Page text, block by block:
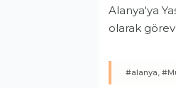
Alanya'ya
olarak
#alanya,